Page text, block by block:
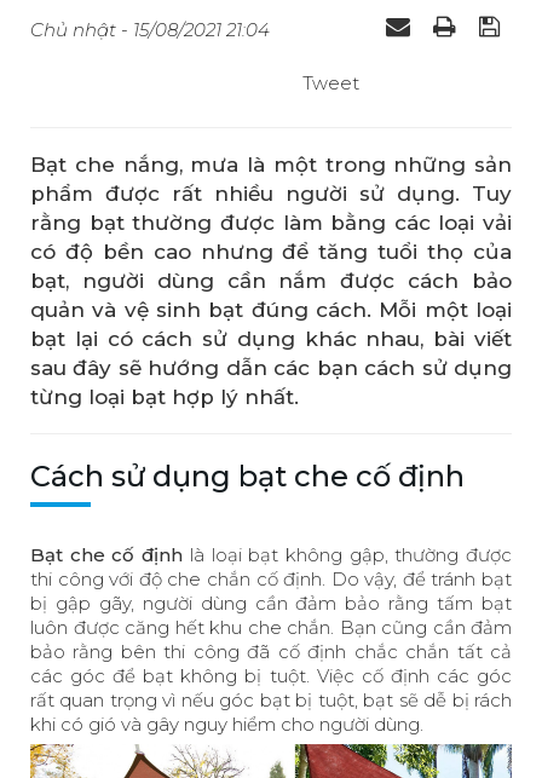
Chủ nhật - 15/08/2021 21:04
Tweet
Bạt che nắng, mưa là một trong những sản
phẩm được rất nhiều người sử dụng. Tuy
rằng bạt thường được làm bằng các loại vải
có độ bền cao nhưng để tăng tuổi thọ của
bạt, người dùng cần nắm được cách bảo
quản và vệ sinh bạt đúng cách. Mỗi một loại
bạt lại có cách sử dụng khác nhau, bài viết
sau đây sẽ hướng dẫn các bạn cách sử dụng
từng loại bạt hợp lý nhất.
Cách sử dụng bạt che cố định
Bạt che cố định là loại bạt không gập, thường được
thi công với độ che chắn cố định. Do vậy, để tránh bạt
bị gập gãy, người dùng cần đảm bảo rằng tấm bạt
luôn được căng hết khu che chắn. Bạn cũng cần đảm
bảo rằng bên thi công đã cố định chắc chắn tất cả
các góc để bạt không bị tuột. Việc cố định các góc
rất quan trọng vì nếu góc bạt bị tuột, bạt sẽ dễ bị rách
khi có gió và gây nguy hiểm cho người dùng.